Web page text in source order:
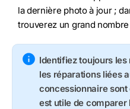
la dernière photo à jour ;
trouverez un grand
Identifiez toujours
les réparations liées
concessionnaire
est utile de comparer